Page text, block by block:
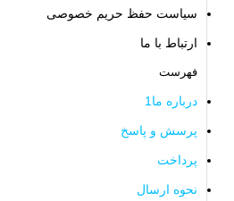
سیاست حفظ حریم خصوصی
ارتباط با ما
فهرست
درباره ما1
پرسش و پاسخ
پرداخت
نحوه ارسال